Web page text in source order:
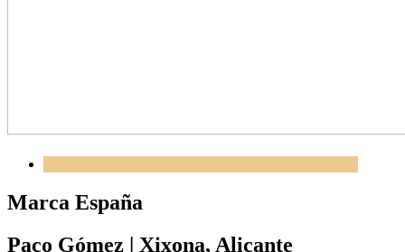
Marca España
Paco Gómez | Xixona, Alicante